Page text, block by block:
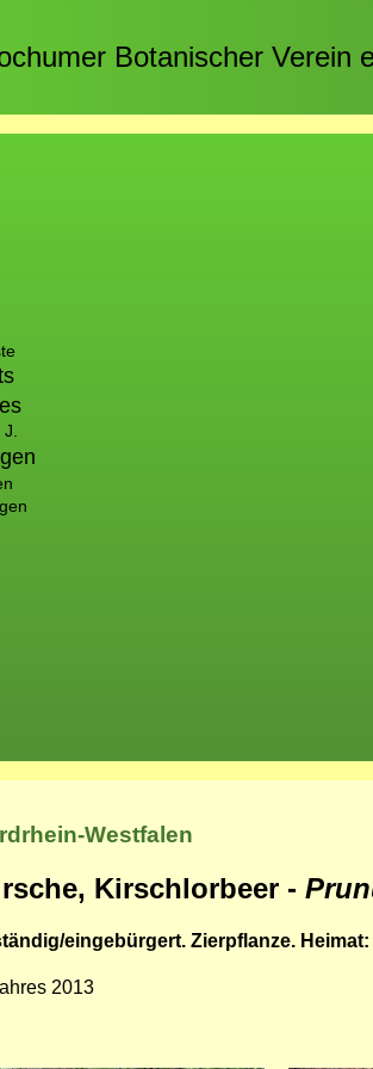
Botanischer Verein
J.
Westfalen
Kirschlorbeer -
eingebürgert. Zierpflanze.
2013